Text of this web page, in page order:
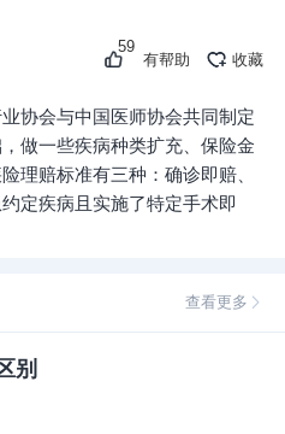
59
有帮助 收藏
协会与中国医师协会共同制定
做一些疾病种类扩充、保险金
理赔标准有三种：确诊即赔、
定疾病且实施了特定手术即
查看更多
别